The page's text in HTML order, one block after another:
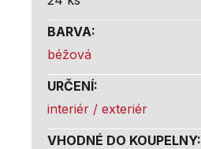
BARVA:
béžová
URČENÍ:
interiér / exteriér
VHODNÉ DO KOUPELNY: